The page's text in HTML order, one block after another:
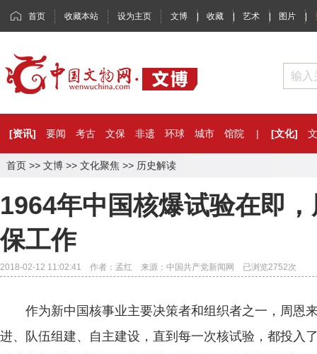
首页 收藏本站 设为主页 文博 | 收藏 | 艺术 | 图片 |
[资讯] 要闻 考古 文保 非遗 环球 城市 馆院 | [文化]
首页 >> 文博 >> 文化聚焦 >> 历史解读
1964年中国核爆试验在即
保工作
2018-02-12 11:02:41 作者：孟红 来源：中国共产党新闻网 已浏览2752次
作为新中国核事业主要决策者和组织者之一，周恩
进、队伍组建、自主建设，直到每一次核试验，都投入